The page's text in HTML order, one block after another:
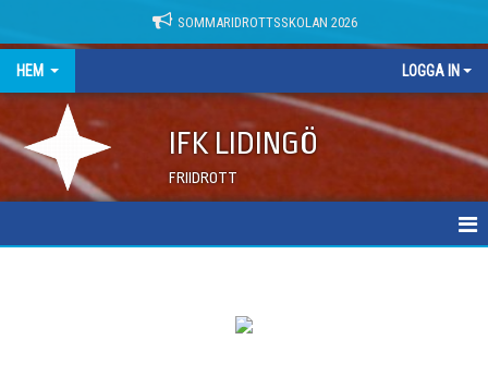
SOMMARIDROTTSSKOLAN 2026
HEM LOGGA IN
IFK LIDINGÖ
FRIIDROTT